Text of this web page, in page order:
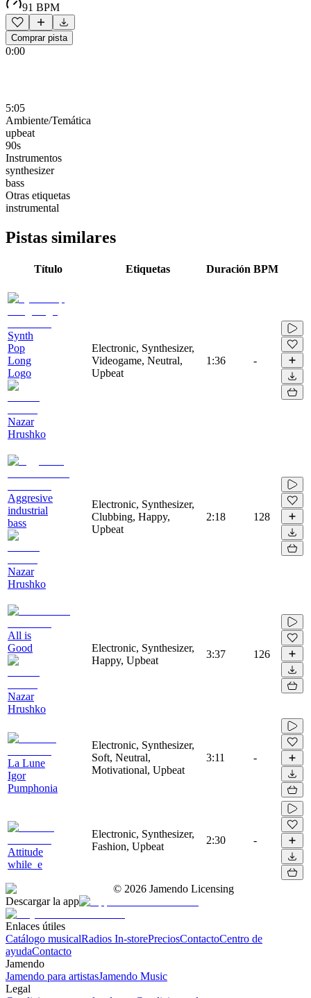
91 BPM
Comprar pista
0:00
5:05
Ambiente/Temática
upbeat
90s
Instrumentos
synthesizer
bass
Otras etiquetas
instrumental
Pistas similares
Título Etiquetas Duración BPM
Synth
Pop
Long
Logo
Nazar
Hrushko
Electronic, Synthesizer,
Videogame, Neutral,
Upbeat
1:36 -
Aggresive
industrial
bass
Nazar
Hrushko
Electronic, Synthesizer,
Clubbing, Happy,
Upbeat
2:18 128
All is
Good
Nazar
Hrushko
Electronic, Synthesizer,
Happy, Upbeat
3:37 126
La Lune
Igor
Pumphonia
Electronic, Synthesizer,
Soft, Neutral,
Motivational, Upbeat
3:11 -
Attitude
while_e
Electronic, Synthesizer,
Fashion, Upbeat
2:30 -
© 2026 Jamendo Licensing
Descargar la app
Enlaces útiles
Catálogo musicalRadios In-storePreciosContactoCentro de
ayudaContacto
Jamendo
Jamendo para artistasJamendo Music
Legal